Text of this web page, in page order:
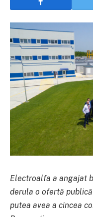
Electroalfa a angajat
derula o ofertă
putea avea a cincea